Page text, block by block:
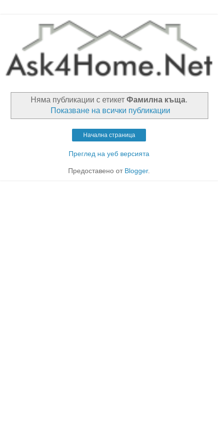
Няма публикации с етикет Фамилна къща.
Показване на всички публикации
Начална страница
Преглед на уеб версията
Предоставено от Blogger.